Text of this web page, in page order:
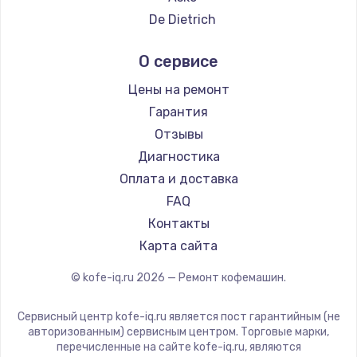
Ремонт кофемашин Tefal
Ремонт кофемашин RED solution
Ремонт кофемашин Bravilor Bonamat
Ремонт кофемашин Vard
Ремонт кофемашин Tuvio
Ремонт кофемашин Carrera
Ремонт кофемашин Supra
De Dietrich
Ascaso
Jura
Olympia
Saeco
La Cimbali
WMF
Yamaguchi
Nivona
Astoria
ROCKET MOZZAFIATO
Vivitek
Thomson
О сервисе
Цены на ремонт
Гарантия
Отзывы
Диагностика
Оплата и доставка
FAQ
Контакты
Карта сайта
© kofe-iq.ru 2026 — Ремонт кофемашин.
Сервисный центр kofe-iq.ru является пост гарантийным (не
авторизованным) сервисным центром. Торговые марки,
перечисленные на сайте kofe-iq.ru, являются